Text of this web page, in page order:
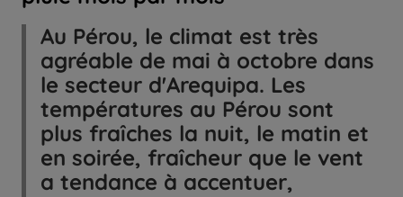
Au Pérou, le climat est très
agréable de mai à octobre dans
le secteur d'Arequipa. Les
températures au Pérou sont
plus fraîches la nuit, le matin et
en soirée, fraîcheur que le vent
a tendance à accentuer,